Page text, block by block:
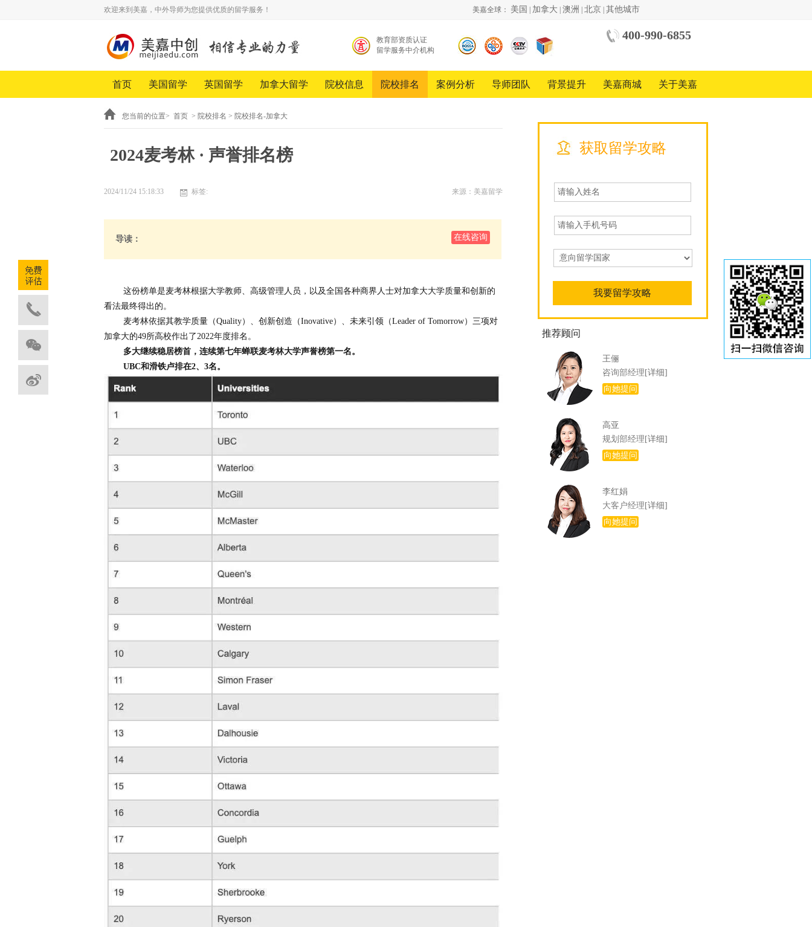
欢迎来到美嘉，中外导师为您提供优质的留学服务！ 美嘉全球： 美国 加拿大 澳洲 北京 其他城市
400-990-6855
教育部资质认证
留学服务中介机构
留学
服务
行业
品牌
创新
发展
越》
栏目
合作
国际
教育
基金
地区
首页 美国留学 英国留学 加拿大留学 院校信息 院校排名 案例分析 导师团队 背景提升 美嘉商城 关于美嘉
您当前的位置> 首页 > 院校排名 > 院校排名-加拿大
2024麦考林 · 声誉排名榜
2024/11/24 15:18:33 标签: 来源：美嘉留学
导读： 在线咨询
这份榜单是麦考林根据大学教师、高级管理人员，以及全国各种商界人士对加拿大大学质量和创新的
看法最终得出的。
麦考林依据其教学质量（Quality）、创新创造（Inovative）、未来引领（Leader of Tomorrow）三项对
加拿大的49所高校作出了2022年度排名。
多大继续稳居榜首，连续第七年蝉联麦考林大学声誉榜第一名。
UBC和滑铁卢排在2、3名。
获取留学攻略
推荐顾问
王俪
咨询部经理 [详细]
向她提问
高亚
规划部经理 [详细]
向她提问
李红娟
大客户经理 [详细]
向她提问